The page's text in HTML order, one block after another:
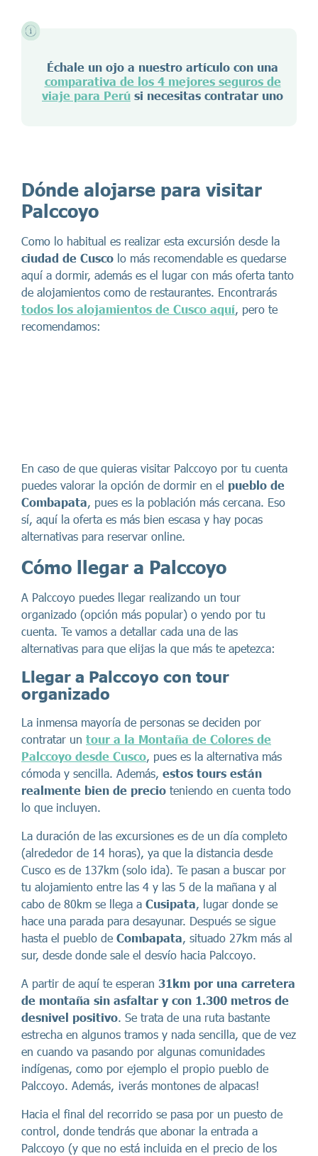
Échale un ojo a nuestro artículo con una
comparativa de los 4 mejores seguros de
viaje para Perú si necesitas contratar uno
Dónde alojarse para visitar
Palccoyo
Como lo habitual es realizar esta excursión desde la
ciudad de Cusco lo más recomendable es quedarse
aquí a dormir, además es el lugar con más oferta tanto
de alojamientos como de restaurantes. Encontrarás
todos los alojamientos de Cusco aquí, pero te
recomendamos:
En caso de que quieras visitar Palccoyo por tu cuenta
puedes valorar la opción de dormir en el pueblo de
Combapata, pues es la población más cercana. Eso
sí, aquí la oferta es más bien escasa y hay pocas
alternativas para reservar online.
Cómo llegar a Palccoyo
A Palccoyo puedes llegar realizando un tour
organizado (opción más popular) o yendo por tu
cuenta. Te vamos a detallar cada una de las
alternativas para que elijas la que más te apetezca:
Llegar a Palccoyo con tour
organizado
La inmensa mayoría de personas se deciden por
contratar un tour a la Montaña de Colores de
Palccoyo desde Cusco, pues es la alternativa más
cómoda y sencilla. Además, estos tours están
realmente bien de precio teniendo en cuenta todo
lo que incluyen.
La duración de las excursiones es de un día completo
(alrededor de 14 horas), ya que la distancia desde
Cusco es de 137km (solo ida). Te pasan a buscar por
tu alojamiento entre las 4 y las 5 de la mañana y al
cabo de 80km se llega a Cusipata, lugar donde se
hace una parada para desayunar. Después se sigue
hasta el pueblo de Combapata, situado 27km más al
sur, desde donde sale el desvío hacia Palccoyo.
A partir de aquí te esperan 31km por una carretera
de montaña sin asfaltar y con 1.300 metros de
desnivel positivo. Se trata de una ruta bastante
estrecha en algunos tramos y nada sencilla, que de vez
en cuando va pasando por algunas comunidades
indígenas, como por ejemplo el propio pueblo de
Palccoyo. Además, ¡verás montones de alpacas!
Hacia el final del recorrido se pasa por un puesto de
control, donde tendrás que abonar la entrada a
Palccoyo (y que no está incluida en el precio de los